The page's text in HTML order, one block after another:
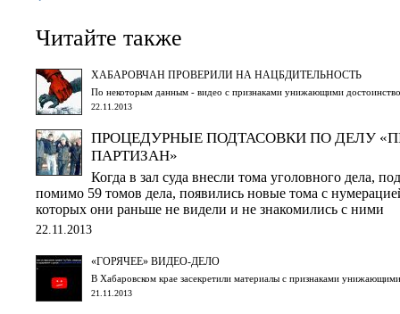
Читайте также
ХАБАРОВЧАН ПРОВЕРИЛИ НА НАЦБДИТЕЛЬНОСТЬ
По некоторым данным - видео с признаками унижающими
22.11.2013
ПРОЦЕДУРНЫЕ ПОДТАСОВКИ ПО ДЕЛУ
ПАРТИЗАН»
Когда в зал суда внесли тома уголовного дела,
помимо 59 томов дела, появились новые тома с
которых они раньше не видели и не знакомились с ними
22.11.2013
«ГОРЯЧЕЕ» ВИДЕО-ДЕЛО
В Хабаровском крае засекретили материалы с признаками
21.11.2013